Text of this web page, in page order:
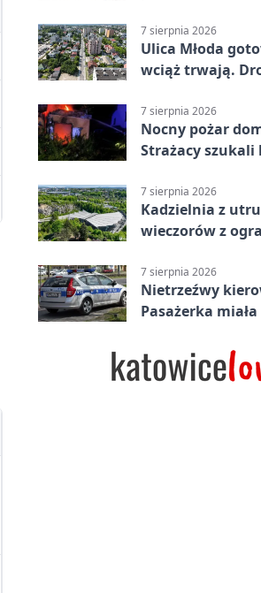
7 sierpnia 2026
Ulica Młoda
wciąż trwają.
7 sierpnia 2026
Nocny pożar
Strażacy szukali
7 sierpnia 2026
Kadzielnia z
wieczorów z
7 sierpnia 2026
Nietrzeźwy
Pasażerka